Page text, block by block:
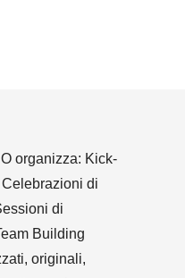
organizza: Kick-
Celebrazioni di
di
Building
originali,